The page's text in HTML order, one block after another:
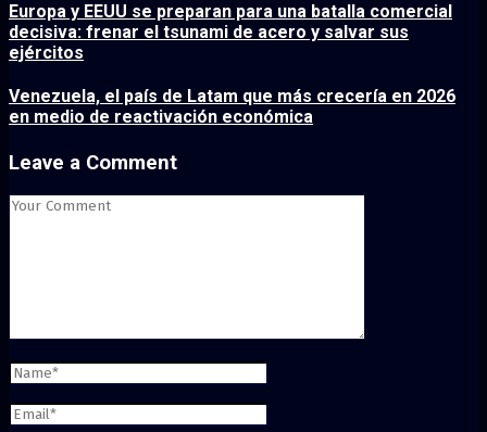
Europa y EEUU se preparan para una batalla comercial
decisiva: frenar el tsunami de acero y salvar sus
ejércitos
Venezuela, el país de Latam que más crecería en 2026
en medio de reactivación económica
Leave a Comment